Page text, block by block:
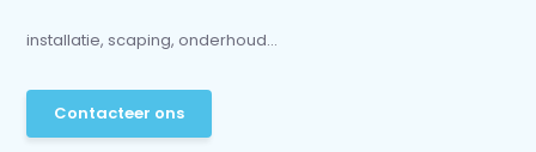
installatie, scaping, onderhoud...
Contacteer ons